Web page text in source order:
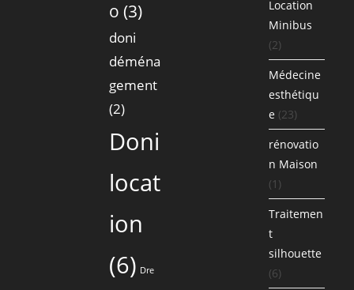
o (3)
doni
déména
gement
(2)
Doni
locat
ion
(6) Dre
Location
Minibus
(2)
Médecine
esthétiqu
e (23)
rénovatio
n Maison
(1)
Traitemen
t
silhouette
(6)